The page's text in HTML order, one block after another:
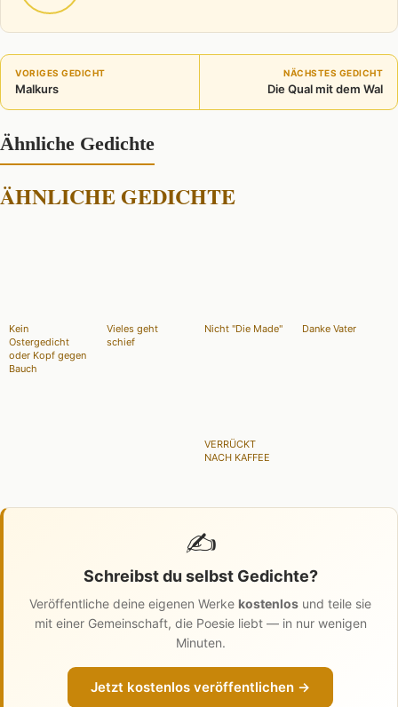
VORIGES GEDICHT
Malkurs
NÄCHSTES GEDICHT
Die Qual mit dem Wal
Ähnliche Gedichte
ÄHNLICHE GEDICHTE
Kein
Ostergedicht
oder Kopf gegen
Bauch
Vieles geht
schief
Nicht "Die Made" Danke Vater
VERRÜCKT
NACH KAFFEE
✍️
Schreibst du selbst Gedichte?
Veröffentliche deine eigenen Werke kostenlos und teile sie
mit einer Gemeinschaft, die Poesie liebt — in nur wenigen
Minuten.
Jetzt kostenlos veröffentlichen →